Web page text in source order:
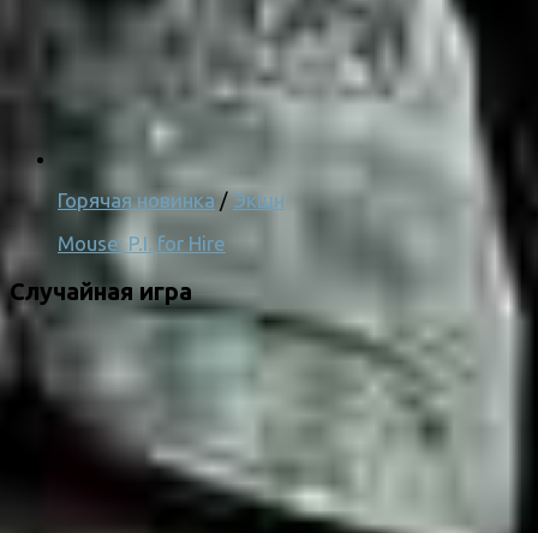
Горячая новинка / Экшн
Mouse: P.I. for Hire
Случайная игра